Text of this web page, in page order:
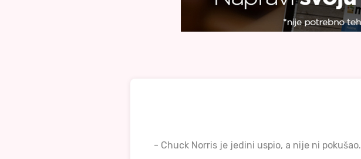
- Chuck Norris je jedini uspio, a nije ni pokušao.